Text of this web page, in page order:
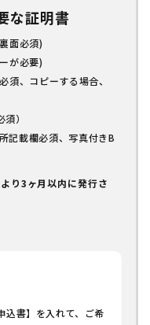
な証明書
面必須)
が必要)
須、コピーする場合、
）
記載欄必須、写真付きB
り3ヶ月以内に発行さ
込書】を入れて、ご希